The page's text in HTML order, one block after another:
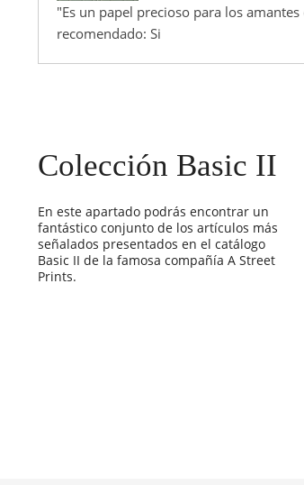
"Es un papel precioso para los
recomendado: Si
Colección Basic II
En este apartado podrás encontrar un
fantástico conjunto de los artículos más
señalados presentados en el catálogo
Basic II de la famosa compañía A Street
Prints.